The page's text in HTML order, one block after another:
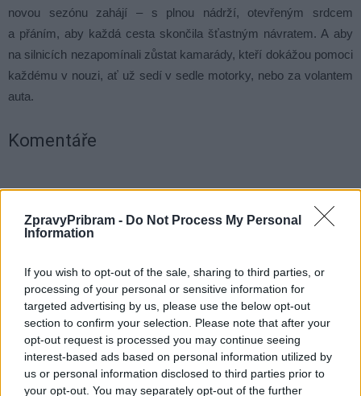
ZpravyPribram - Do Not Process My Personal
Information
If you wish to opt-out of the sale, sharing to third parties, or
processing of your personal or sensitive information for
targeted advertising by us, please use the below opt-out
section to confirm your selection. Please note that after your
opt-out request is processed you may continue seeing
interest-based ads based on personal information utilized by
us or personal information disclosed to third parties prior to
your opt-out. You may separately opt-out of the further
novou sezónu zahájí – s plnou nádrží, otevřeným srdcem
a přáním, aby každá cesta skončila šťastným návratem. A aby
na silnicích nezapomínali zůstat kamarády, kteří dokážou pomoci
každému v nouzi, ať už sedí v sedle motorky, nebo za volantem
auta.
Komentáře
TAGY farář Miloš Szabo motorkář motorky
Příbram